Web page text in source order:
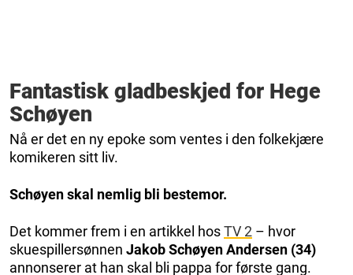
Fantastisk gladbeskjed for Hege
Schøyen
Nå er det en ny epoke som ventes i den folkekjære
komikeren sitt liv.
Schøyen skal nemlig bli bestemor.
Det kommer frem i en artikkel hosTV 2 – hvor
skuespillersønnen Jakob Schøyen Andersen (34)
annonserer at han skal bli pappa for første gang.